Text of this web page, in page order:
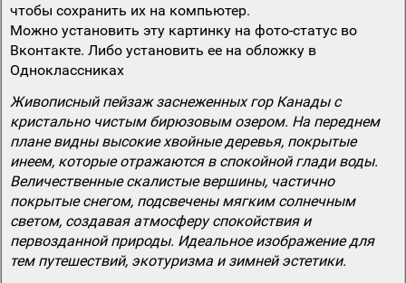
чтобы сохранить их на компьютер.
Можно установить эту картинку на фото-статус во
Вконтакте. Либо установить ее на обложку в
Одноклассниках
Живописный пейзаж заснеженных гор Канады с
кристально чистым бирюзовым озером. На переднем
плане видны высокие хвойные деревья, покрытые
инеем, которые отражаются в спокойной глади воды.
Величественные скалистые вершины, частично
покрытые снегом, подсвечены мягким солнечным
светом, создавая атмосферу спокойствия и
первозданной природы. Идеальное изображение для
тем путешествий, экотуризма и зимней эстетики.